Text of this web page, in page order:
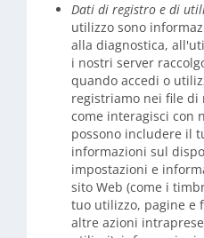
Dati di registro e di
utilizzo sono
alla diagnostica,
i nostri server
quando accedi o
registriamo nei file di
come interagisci con
possono includere il
informazioni sul
impostazioni e
sito Web (come i
tuo utilizzo, pagine e
altre azioni